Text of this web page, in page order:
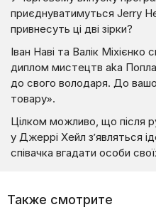
приєднуватимуться Jerry
привнесуть ці дві зірки?
Іван Наві та Валік
диплом мистецтв aka
до свого володаря. До
товару».
Цілком можливо, що після
у Джеррі Хейл з’являться
співачка вгадати особи
Также смотрите